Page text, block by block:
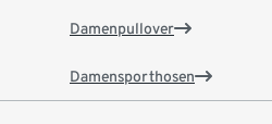
Damenpullover
Damensporthosen